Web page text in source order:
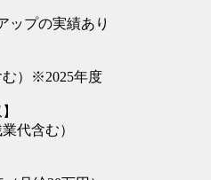
ップの実績あり
む）※2025年度
代含む）